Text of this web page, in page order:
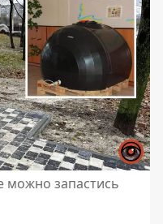
можно запастись